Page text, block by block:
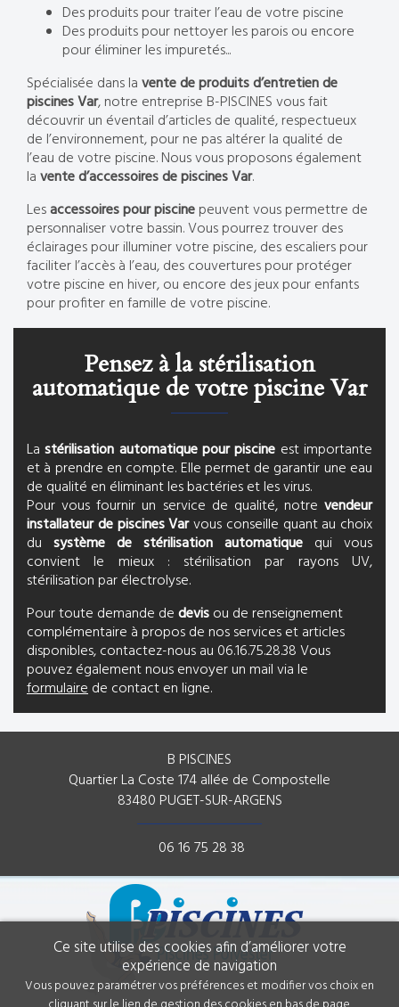
Des produits pour traiter l’eau de votre piscine
Des produits pour nettoyer les parois ou encore
pour éliminer les impuretés...
Spécialisée dans lavente de produits d’entretien de
piscines Var, notre entreprise B-PISCINES vous fait
découvrir un éventail d’articles de qualité, respectueux
de l’environnement, pour ne pas altérer la qualité de
l’eau de votre piscine. Nous vous proposons également
lavente d’accessoires de piscines Var.
Lesaccessoires pour piscinepeuvent vous permettre de
personnaliser votre bassin. Vous pourrez trouver des
éclairages pour illuminer votre piscine, des escaliers pour
faciliter l’accès à l’eau, des couvertures pour protéger
votre piscine en hiver, ou encore des jeux pour enfants
pour profiter en famille de votre piscine.
Pensez à la stérilisation
automatique de votre piscine Var
Lastérilisation automatique pour piscine est importante
et à prendre en compte. Elle permet de garantir une eau
de qualité en éliminant les bactéries et les virus.
Pour vous fournir un service de qualité, notre vendeur
installateur de piscines Varvous conseille quant au choix
du système de stérilisation automatique qui vous
convient le mieux : stérilisation par rayons UV,
stérilisation par électrolyse.
Pour toute demande dedevisou de renseignement
complémentaire à propos de nos services et articles
disponibles, contactez-nous au 06.16.75.28.38 Vous
pouvez également nous envoyer un mail via le
formulairede contact en ligne.
B PISCINES
Quartier La Coste 174 allée de Compostelle
83480 PUGET-SUR-ARGENS
06 16 75 28 38
Ce site utilise des cookies afin d’améliorer votre
expérience de navigation
Vous pouvez paramétrer vos préférences et modifier vos choix en